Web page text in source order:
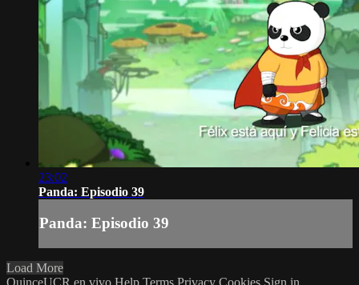
23:02
Panda: Episodio 39
Panda: Episodio 39
Load More